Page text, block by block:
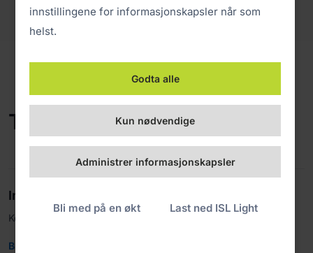
Teknisk dokumentasjon
Integreringer
Koble til tredjepartsapper.
Brukerveiledninger
innstillingene for informasjonskapsler når som
helst.
Godta alle
Kun nødvendige
Administrer informasjonskapsler
Bli med på en økt Last ned ISL Light